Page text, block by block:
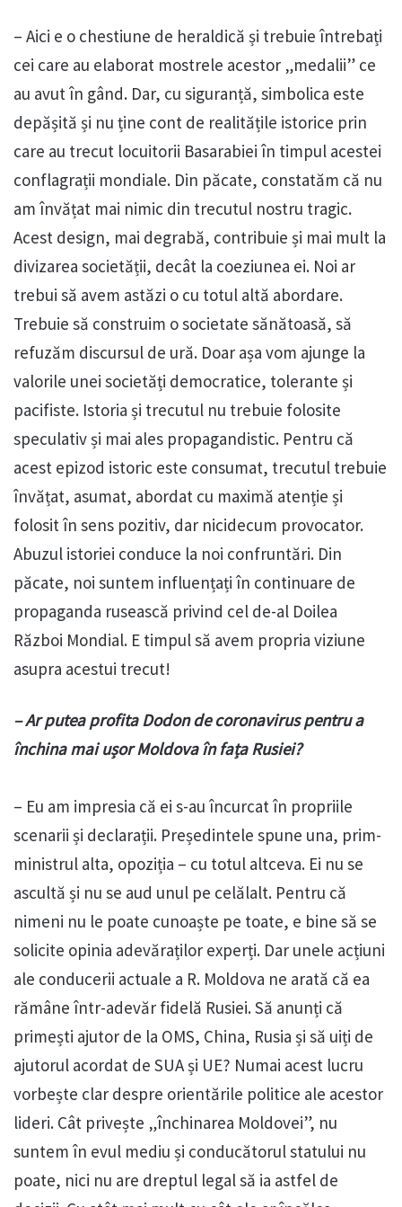
– Aici e o chestiune de heraldică și trebuie întrebați
cei care au elaborat mostrele acestor „medalii” ce
au avut în gând. Dar, cu siguranță, simbolica este
depășită și nu ține cont de realitățile istorice prin
care au trecut locuitorii Basarabiei în timpul acestei
conflagrații mondiale. Din păcate, constatăm că nu
am învățat mai nimic din trecutul nostru tragic.
Acest design, mai degrabă, contribuie și mai mult la
divizarea societății, decât la coeziunea ei. Noi ar
trebui să avem astăzi o cu totul altă abordare.
Trebuie să construim o societate sănătoasă, să
refuzăm discursul de ură. Doar așa vom ajunge la
valorile unei societăți democratice, tolerante și
pacifiste. Istoria și trecutul nu trebuie folosite
speculativ și mai ales propagandistic. Pentru că
acest epizod istoric este consumat, trecutul trebuie
învățat, asumat, abordat cu maximă atenție și
folosit în sens pozitiv, dar nicidecum provocator.
Abuzul istoriei conduce la noi confruntări. Din
păcate, noi suntem influențați în continuare de
propaganda rusească privind cel de-al Doilea
Război Mondial. E timpul să avem propria viziune
asupra acestui trecut!
– Ar putea profita Dodon de coronavirus pentru a
închina mai ușor Moldova în fața Rusiei?
– Eu am impresia că ei s-au încurcat în propriile
scenarii și declarații. Președintele spune una, prim-
ministrul alta, opoziția – cu totul altceva. Ei nu se
ascultă și nu se aud unul pe celălalt. Pentru că
nimeni nu le poate cunoaște pe toate, e bine să se
solicite opinia adevăraților experți. Dar unele acțiuni
ale conducerii actuale a R. Moldova ne arată că ea
rămâne într-adevăr fidelă Rusiei. Să anunți că
primești ajutor de la OMS, China, Rusia și să uiți de
ajutorul acordat de SUA și UE? Numai acest lucru
vorbește clar despre orientările politice ale acestor
lideri. Cât privește „închinarea Moldovei”, nu
suntem în evul mediu și conducătorul statului nu
poate, nici nu are dreptul legal să ia astfel de